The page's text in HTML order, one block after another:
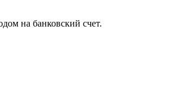
на банковский счет.